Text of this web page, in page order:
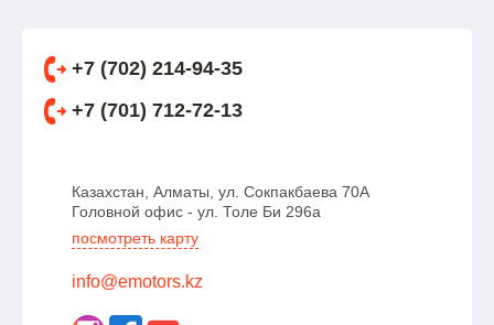
+7 (702) 214-94-35
+7 (701) 712-72-13
Казахстан, Алматы, ул. Сокпакбаева 70А
Головной офис - ул. Толе Би 296а
посмотреть карту
info@emotors.kz